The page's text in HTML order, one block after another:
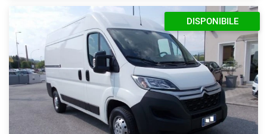
DISPONIBILE